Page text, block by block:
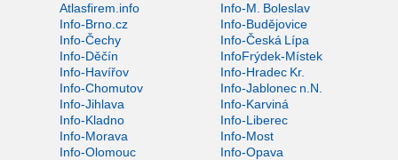
Atlasfirem.info
Info-M. Boleslav
Info-Brno.cz
Info-Budějovice
Info-Čechy
Info-Česká Lípa
Info-Děčín
InfoFrýdek-Místek
Info-Havířov
Info-Hradec Kr.
Info-Chomutov
Info-Jablonec n.N.
Info-Jihlava
Info-Karviná
Info-Kladno
Info-Liberec
Info-Morava
Info-Most
Info-Olomouc
Info-Opava